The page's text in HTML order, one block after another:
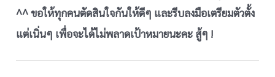
^^ ขอให้ทุกคนตัดสินใจกันให้ดีๆ และรีบลงมือเตรียมตัวตั้ง
แต่เนิ่นๆ เพื่อจะได้ไม่พลาดเป้าหมายนะคะ สู้ๆ !